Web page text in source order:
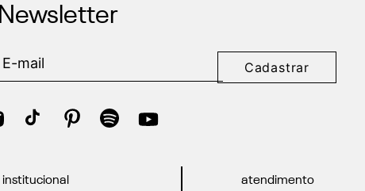
Newsletter
Cadastrar
institucional atendimento